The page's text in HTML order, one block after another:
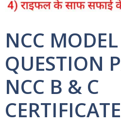
NCC MODEL
QUESTION
NCC B & C